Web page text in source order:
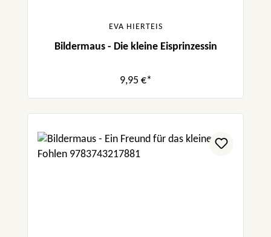
EVA HIERTEIS
Bildermaus - Die kleine Eisprinzessin
9,95 €*